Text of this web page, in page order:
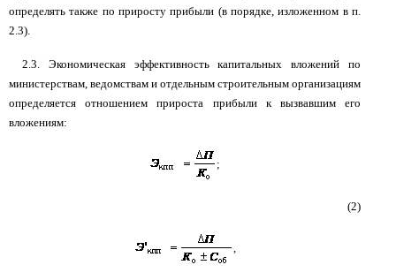
определять также по приросту прибыли (в порядке, изложенном в п.
2.3).
2.3. Экономическая эффективность капитальных вложений по
министерствам, ведомствам и отдельным строительным организациям
определяется отношением прироста прибыли к вызвавшим его
вложениям:
;
(2)
,